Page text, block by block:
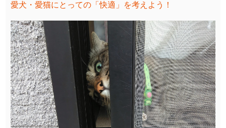
愛犬・愛猫にとっての「快適」を考えよう！